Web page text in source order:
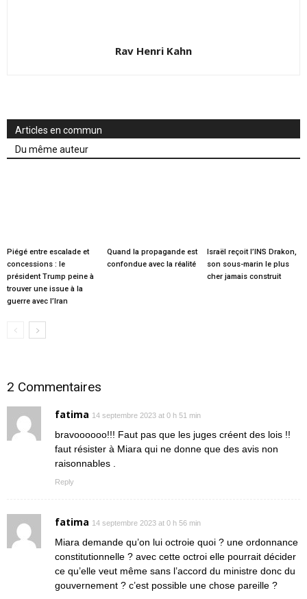
Rav Henri Kahn
Articles en commun
Du même auteur
Piégé entre escalade et
concessions : le
président Trump peine à
trouver une issue à la
guerre avec l’Iran
Quand la propagande est
confondue avec la réalité
Israël reçoit l’INS Drakon,
son sous-marin le plus
cher jamais construit
2 Commentaires
fatima 14 septembre 2023 at 0 h 51 min
bravoooooo!!! Faut pas que les juges créent des lois !!
faut résister à Miara qui ne donne que des avis non
raisonnables .
Reply
fatima 14 septembre 2023 at 0 h 56 min
Miara demande qu’on lui octroie quoi ? une ordonnance
constitutionnelle ? avec cette octroi elle pourrait décider
ce qu’elle veut même sans l’accord du ministre donc du
gouvernement ? c’est possible une chose pareille ?